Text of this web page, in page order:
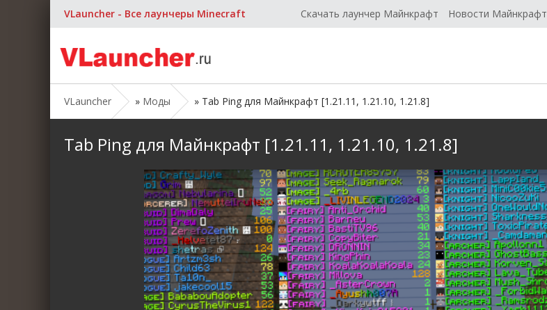
VLauncher - Все лаунчеры Minecraft Скачать лаунчер Майнкрафт Новости Майнкрафт
VLauncher » Моды » Tab Ping для Майнкрафт [1.21.11, 1.21.10, 1.21.8]
Tab Ping для Майнкрафт [1.21.11, 1.21.10, 1.21.8]